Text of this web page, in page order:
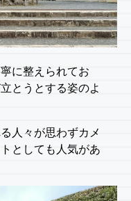
に整えられてお
とうとする姿のよ
人々が思わずカメ
としても人気があ